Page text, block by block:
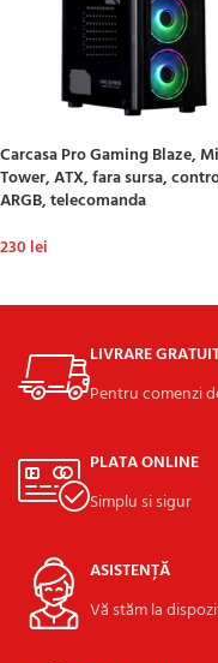
Carcasa Pro Gaming Blaze,
Tower, ATX, fara sursa,
ARGB, telecomanda
230 lei
LIVRARE
Pentru comenzi
PLATA ONLINE
Simplu si sigur
ASISTENȚĂ
Vă stăm la